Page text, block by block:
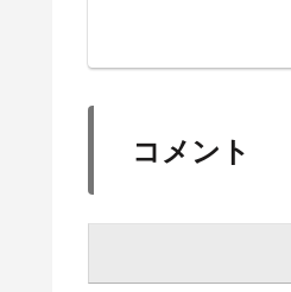
コメント